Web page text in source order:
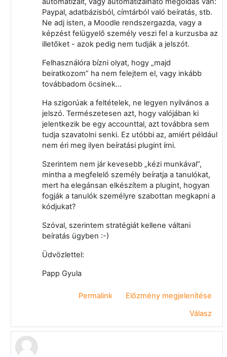
Paypal, adatbázisból, címtárból való beíratás, stb.
Ne adj isten, a Moodle rendszergazda, vagy a
képzést felügyelő személy veszi fel a kurzusba az
illetőket - azok pedig nem tudják a jelszót.
Felhasználóra bízni olyat, hogy „majd
beiratkozom” ha nem felejtem el, vagy inkább
továbbadom öcsinek...
Ha szigorúak a feltételek, ne legyen nyilvános a
jelszó. Természetesen azt, hogy valójában ki
jelentkezik be egy accounttal, azt továbbra sem
tudja szavatolni senki. Ez utóbbi az, amiért például
nem éri meg ilyen beíratási plugint írni.
Szerintem nem jár kevesebb „kézi munkával”,
mintha a megfelelő személy beíratja a tanulókat,
mert ha elegánsan elkészítem a plugint, hogyan
fogják a tanulók személyre szabottan megkapni a
kódjukat?
Szóval, szerintem stratégiát kellene váltani
beíratás ügyben :-)
Üdvözlettel:
Papp Gyula
Permalink
Előzmény megjelenítése
Válasz